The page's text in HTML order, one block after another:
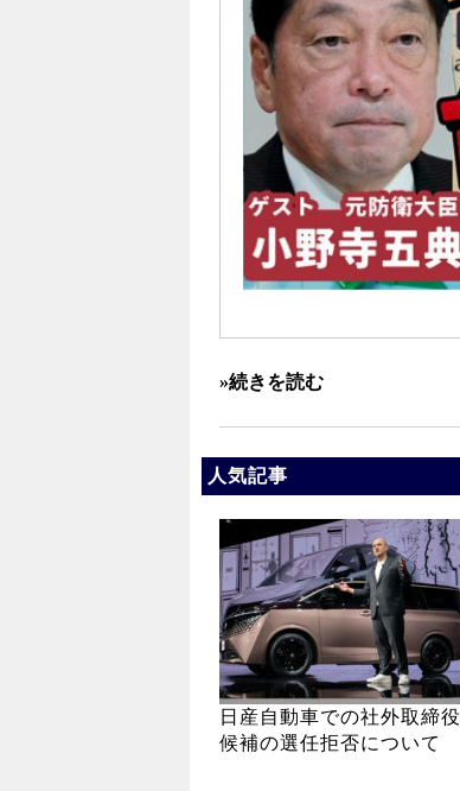
»続きを読む
人気記事
日産自動車での社外取締役
候補の選任拒否について